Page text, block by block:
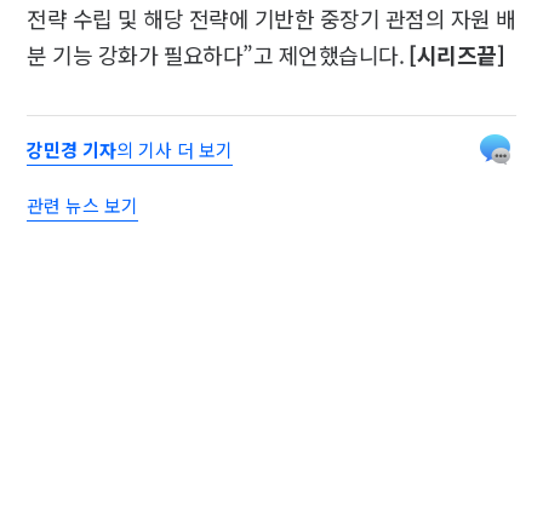
전략 수립 및 해당 전략에 기반한 중장기 관점의 자원 배
분 기능 강화가 필요하다”고 제언했습니다.[시리즈끝]
강민경 기자의 기사 더 보기
관련 뉴스 보기